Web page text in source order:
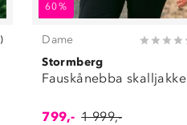
)
60%
Dame
Stormberg
Fauskånebba skalljakke
799,- 1 999,-